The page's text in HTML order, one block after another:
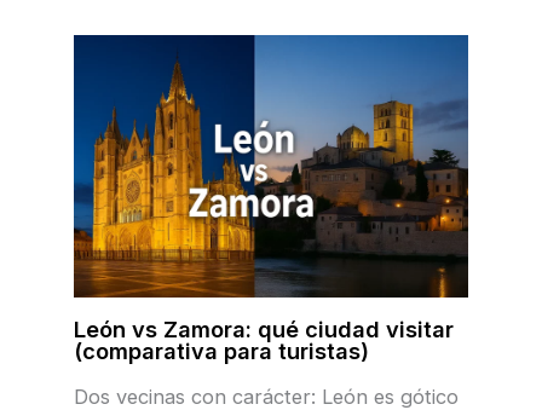
León vs Zamora: qué ciudad visitar
(comparativa para turistas)
Dos vecinas con carácter: León es gótico